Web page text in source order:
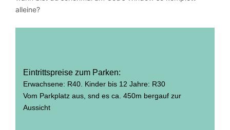
alleine?
Eintrittspreise zum Parken:
Erwachsene: R40. Kinder bis 12 Jahre: R30
Vom Parkplatz aus, snd es ca. 450m bergauf zur
Aussicht